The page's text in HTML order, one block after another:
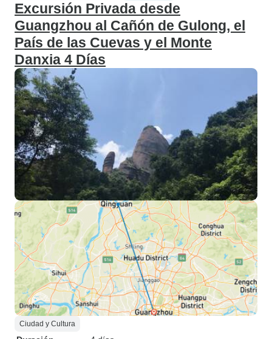
Excursión Privada desde
Guangzhou al Cañón de Gulong, el
País de las Cuevas y el Monte
Danxia 4 Días
Ciudad y Cultura